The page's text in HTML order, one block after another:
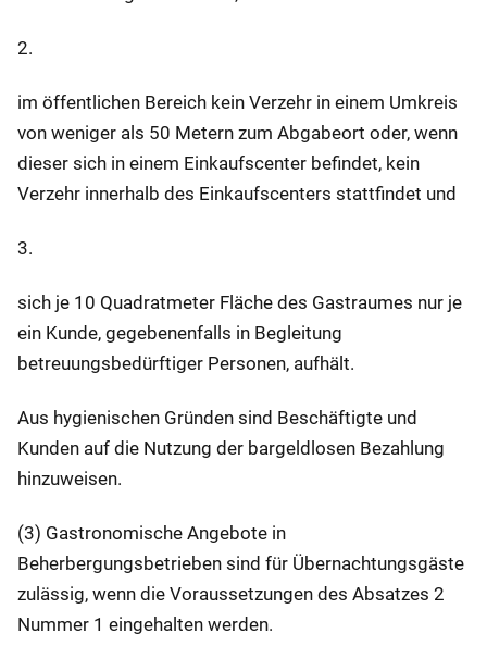
2.
im öffentlichen Bereich kein Verzehr in einem Umkreis
von weniger als 50 Metern zum Abgabeort oder, wenn
dieser sich in einem Einkaufscenter befindet, kein
Verzehr innerhalb des Einkaufscenters stattfindet und
3.
sich je 10 Quadratmeter Fläche des Gastraumes nur je
ein Kunde, gegebenenfalls in Begleitung
betreuungsbedürftiger Personen, aufhält.
Aus hygienischen Gründen sind Beschäftigte und
Kunden auf die Nutzung der bargeldlosen Bezahlung
hinzuweisen.
(3) Gastronomische Angebote in
Beherbergungsbetrieben sind für Übernachtungsgäste
zulässig, wenn die Voraussetzungen des Absatzes 2
Nummer 1 eingehalten werden.